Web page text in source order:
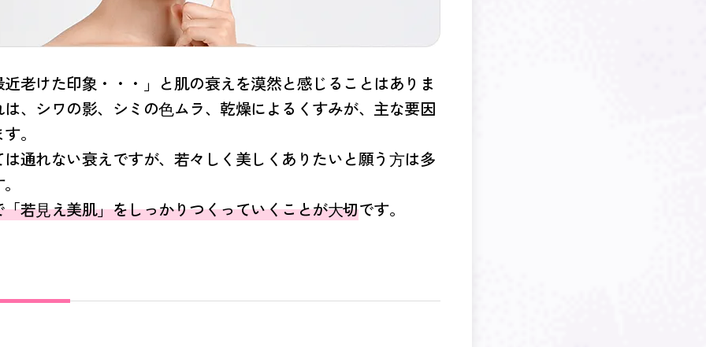
老けた印象・・・」と肌の衰えを漠然と感じることはありま
、シワの影、シミの⾊ムラ、乾燥によるくすみが、主な要因
。
通れない衰えですが、若々しく美しくありたいと願う⽅は多
若⾒え美肌」をしっかりつくっていくことが⼤切です。